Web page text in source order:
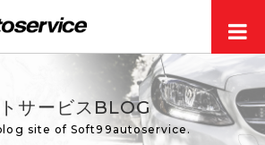
サービスBLOG
site of Soft99autoservice.